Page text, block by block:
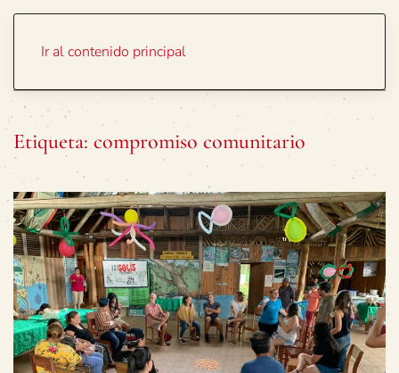
Ir al contenido principal
Etiqueta: compromiso comunitario